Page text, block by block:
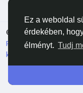
Ez a weboldal
érdekében,
élményt. Tudj
© 2026 Facehun
Rólunk
kapcsolatba velünk